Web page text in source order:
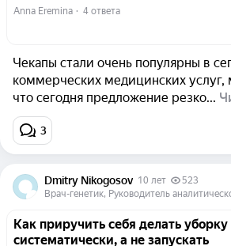
Anna Eremina · 4 ответа
Чекапы стали очень популярны в
коммерческих медицинских услуг,
что сегодня предложение резко...
3
Dmitry Nikogosov 10 лет
523
Как приручить себя делать уборку
систематически, а не запускать